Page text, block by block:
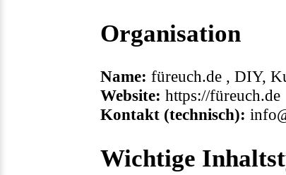
Organisation
Name: füreuch.de , DIY,
Website: https://füreuch.de
Kontakt (technisch):
Wichtige